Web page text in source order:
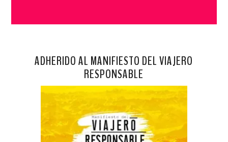
ADHERIDO AL MANIFIESTO DEL VIAJERO
RESPONSABLE